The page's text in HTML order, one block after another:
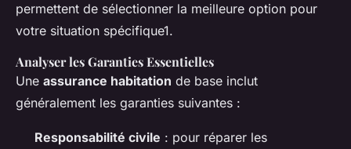
permettent de sélectionner la meilleure option pour
votre situation spécifique1.
Analyser les Garanties Essentielles
Une assurance habitation de base inclut
généralement les garanties suivantes :
Responsabilité civile : pour réparer les